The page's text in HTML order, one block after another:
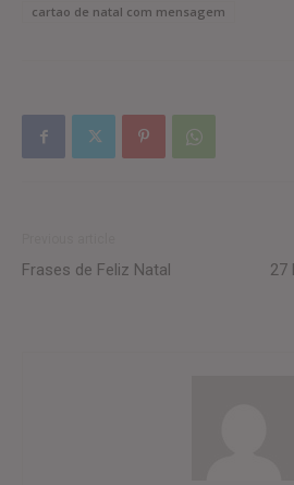
cartao de natal com mensagem
Frases de Feliz Natal
27